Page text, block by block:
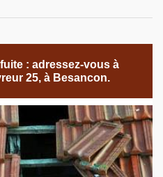
: adressez-vous à
25, à Besancon.